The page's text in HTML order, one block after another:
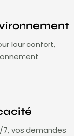
leur confort,
vos demandes